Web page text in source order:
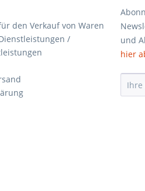
den Verkauf von Waren
/
und
hier